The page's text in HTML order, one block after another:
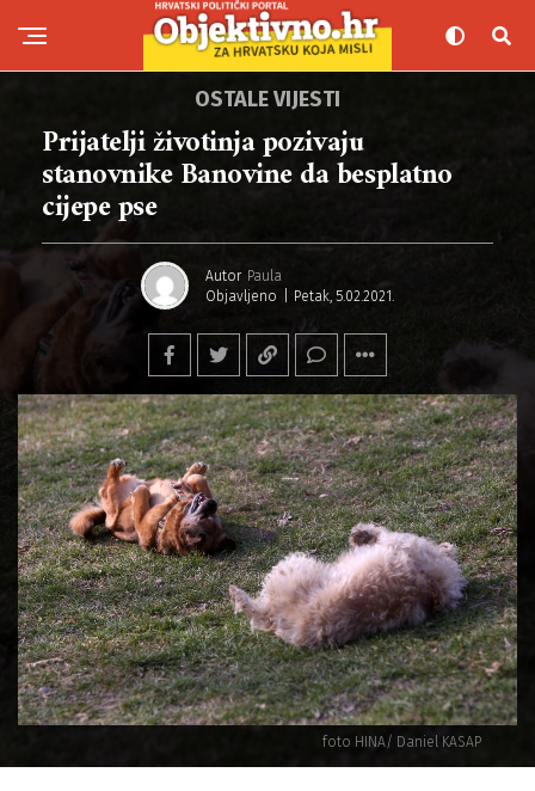
foto HINA/ Daniel KASAP
OSTALE VIJESTI
Prijatelji životinja pozivaju
stanovnike Banovine da besplatno
cijepe pse
Autor Paula
Objavljeno
Petak, 5.02.2021.